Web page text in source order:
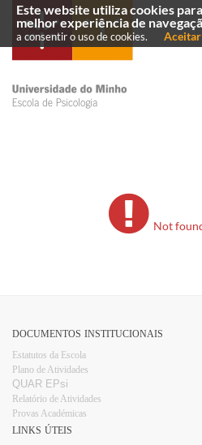
Not
DOCUMENTOS INSTITUCIONAIS
Estatutos da Escola
Plano d​e Atividades
QUAR EPsi
Relatório de Atividades
Provas Académicas
LINKS ÚTEIS
Este website utiliza cookies
melhor experiência de
a consentir o uso de cookies.
Aceitar